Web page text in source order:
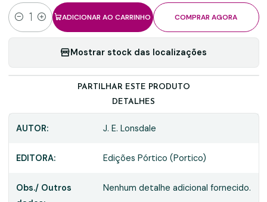
Quantidade
ADICIONAR AO CARRINHO COMPRAR AGORA
Mostrar stock das localizações
PARTILHAR ESTE PRODUTO
DETALHES
AUTOR: J. E. Lonsdale
EDITORA: Edições Pórtico (Portico)
Obs./ Outros
Nenhum detalhe adicional fornecido.